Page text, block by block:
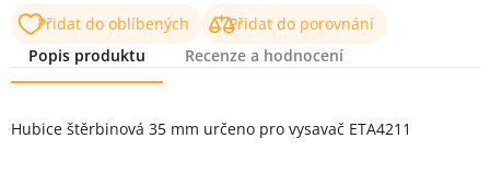
Přidat do oblíbených
Přidat do porovnání
Popis produktu
Recenze a hodnocení
Hubice štěrbinová 35 mm určeno pro vysavač ETA4211